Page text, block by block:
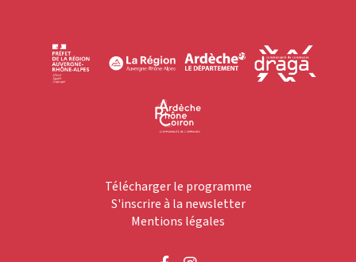
Télécharger le programme
S'inscrire à la newsletter
Mentions légales